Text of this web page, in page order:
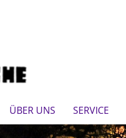
ÜBER UNS SERVICE